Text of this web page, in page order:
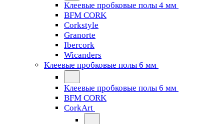
Клеевые пробковые полы 4 мм
BFM CORK
Corkstyle
Granorte
Ibercork
Wicanders
Клеевые пробковые полы 6 мм
Клеевые пробковые полы 6 мм
BFM CORK
CorkArt